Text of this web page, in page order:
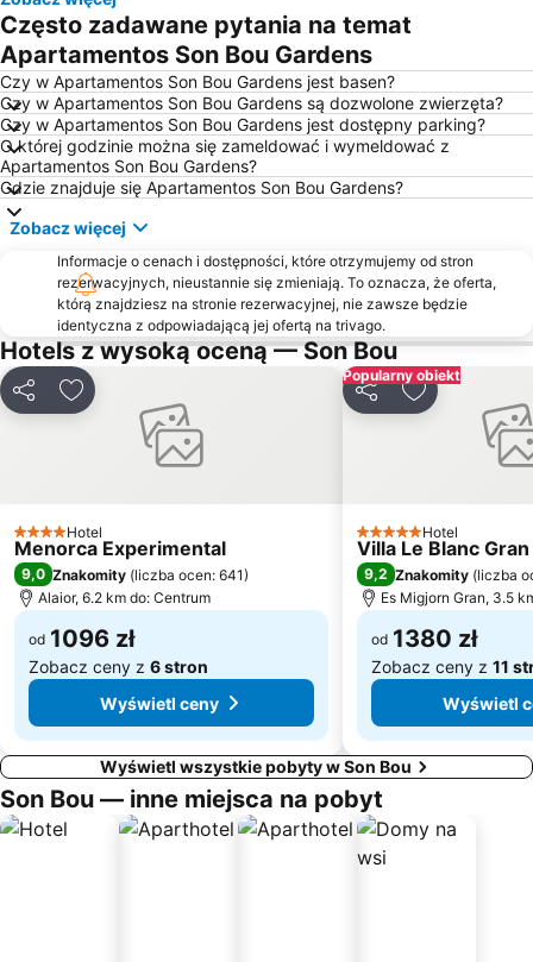
Często zadawane pytania na temat
Apartamentos Son Bou Gardens
Czy w Apartamentos Son Bou Gardens jest basen?
Czy w Apartamentos Son Bou Gardens są dozwolone zwierzęta?
Czy w Apartamentos Son Bou Gardens jest dostępny parking?
O której godzinie można się zameldować i wymeldować z
Apartamentos Son Bou Gardens?
Gdzie znajduje się Apartamentos Son Bou Gardens?
Zobacz więcej
Informacje o cenach i dostępności, które otrzymujemy od stron
rezerwacyjnych, nieustannie się zmieniają. To oznacza, że oferta,
którą znajdziesz na stronie rezerwacyjnej, nie zawsze będzie
identyczna z odpowiadającą jej ofertą na trivago.
Hotels z wysoką oceną — Son Bou
UdostępnijDodaj do ulubionych
4 Kategoria
Hotel
Menorca Experimental
9,0 Znakomity (liczba ocen: 641)
Alaior, 6.2 km do: Centrum
od 1096 zł
Zobacz ceny z 6 stron
Wyświetl ceny
Popularny obiekt
UdostępnijDodaj do
5 Kategoria
Hotel
Villa Le Blanc
9,2 Znakomity (liczba
Es Migjorn Gran, 3.5
od 1380 zł
Zobacz ceny z 11
Wyświetl
Wyświetl wszystkie pobyty w Son Bou
Son Bou — inne miejsca na pobyt